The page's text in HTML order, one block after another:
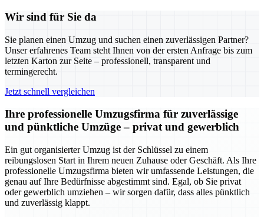
Wir sind für Sie da
Sie planen einen Umzug und suchen einen zuverlässigen Partner?
Unser erfahrenes Team steht Ihnen von der ersten Anfrage bis zum
letzten Karton zur Seite – professionell, transparent und
termingerecht.
Jetzt schnell vergleichen
Ihre professionelle Umzugsfirma für zuverlässige
und pünktliche Umzüge – privat und gewerblich
Ein gut organisierter Umzug ist der Schlüssel zu einem
reibungslosen Start in Ihrem neuen Zuhause oder Geschäft. Als Ihre
professionelle Umzugsfirma bieten wir umfassende Leistungen, die
genau auf Ihre Bedürfnisse abgestimmt sind. Egal, ob Sie privat
oder gewerblich umziehen – wir sorgen dafür, dass alles pünktlich
und zuverlässig klappt.